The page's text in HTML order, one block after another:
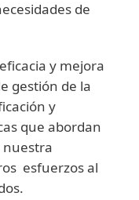
de
y mejora
gestión de la
y
que abordan
nuestra
esfuerzos al